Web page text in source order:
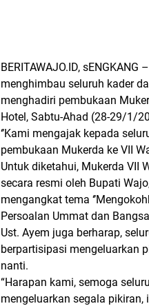
BERITAWAJO.ID, sENGKANG –
menghimbau seluruh kader
menghadiri pembukaan
Hotel, Sabtu-Ahad (28-29/1/
‘’Kami mengajak kepada
pembukaan Mukerda ke VII
Untuk diketahui, Mukerda VII
secara resmi oleh Bupati
mengangkat tema
Persoalan Ummat dan
Ust. Ayem juga berharap,
berpartisipasi mengeluarkan
nanti.
“Harapan kami, semoga
mengeluarkan segala